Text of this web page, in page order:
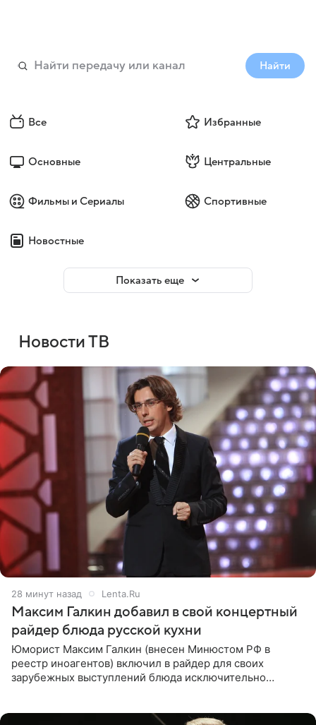
Найти
Все Избранные
Основные Центральные
Фильмы и Сериалы Спортивные
Новостные
Показать еще
Новости ТВ
28 минут назад Lenta.Ru
Максим Галкин добавил в свой концертный
райдер блюда русской кухни
Юморист Максим Галкин (внесен Минюстом РФ в
реестр иноагентов) включил в райдер для своих
зарубежных выступлений блюда исключительно